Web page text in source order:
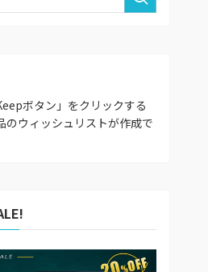
ボタン」をクリックする
のウィッシュリストが作成で